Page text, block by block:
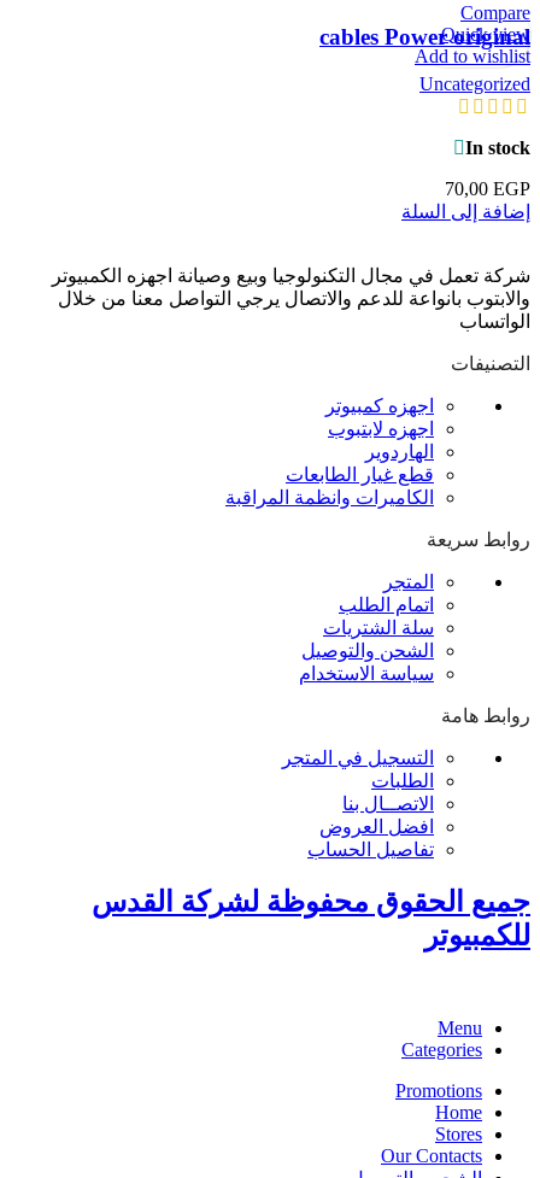
Compare
Quick view
Add to wishlist
cables Power original
Uncategorized
In stock
70,00 EGP
إضافة إلى السلة
شركة تعمل في مجال التكنولوجيا وبيع وصيانة اجهزه الكمبيوتر
والابتوب بانواعة للدعم والاتصال يرجي التواصل معنا من خلال
الواتساب
التصنيفات
اجهزه كمبيوتر
اجهزه لابتبوب
الهاردوير
قطع غيار الطابعات
الكاميرات وانظمة المراقبة
روابط سريعة
المتجر
اتمام الطلب
سلة الشتريات
الشحن والتوصيل
سياسة الاستخدام
روابط هامة
التسجيل في المتجر
الطلبات
الاتصــال بنا
افضل العروض
تفاصيل الحساب
جميع الحقوق محفوظة لشركة القدس
للكمبيوتر
Menu
Categories
Promotions
Home
Stores
Our Contacts